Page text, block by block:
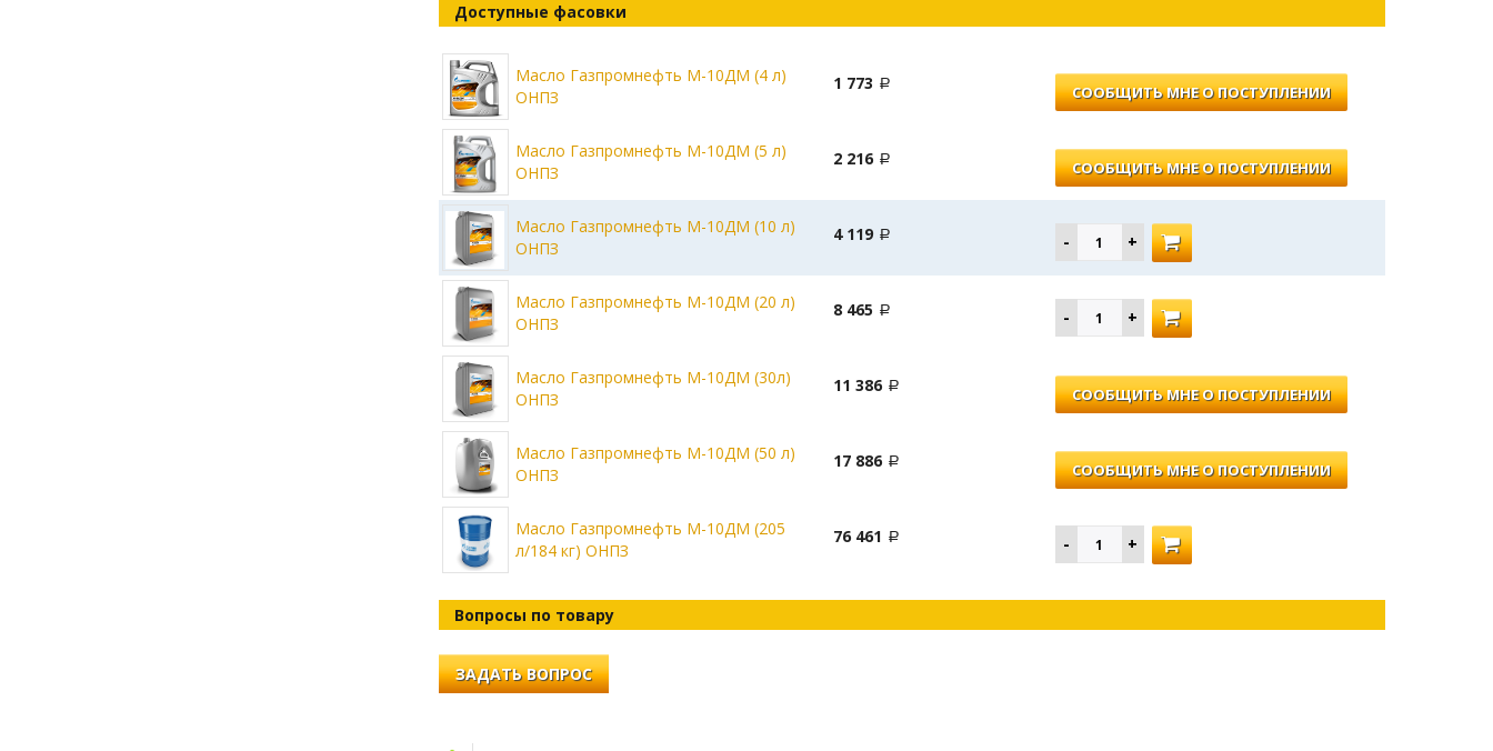
Доступные фасовки
Масло Газпромнефть М-10ДМ (4 л)
ОНПЗ
1 773 СООБЩИТЬ МНЕ О ПОСТУПЛЕНИИ
Масло Газпромнефть М-10ДМ (5 л)
ОНПЗ
2 216 СООБЩИТЬ МНЕ О ПОСТУПЛЕНИИ
Масло Газпромнефть М-10ДМ (10 л)
ОНПЗ
4 119
Масло Газпромнефть М-10ДМ (20 л)
ОНПЗ
8 465
Масло Газпромнефть М-10ДМ (30л)
ОНПЗ
11 386 СООБЩИТЬ МНЕ О ПОСТУПЛЕНИИ
Масло Газпромнефть М-10ДМ (50 л)
ОНПЗ
17 886 СООБЩИТЬ МНЕ О ПОСТУПЛЕНИИ
Масло Газпромнефть М-10ДМ (205
л/184 кг) ОНПЗ
76 461
Вопросы по товару
ЗАДАТЬ ВОПРОС